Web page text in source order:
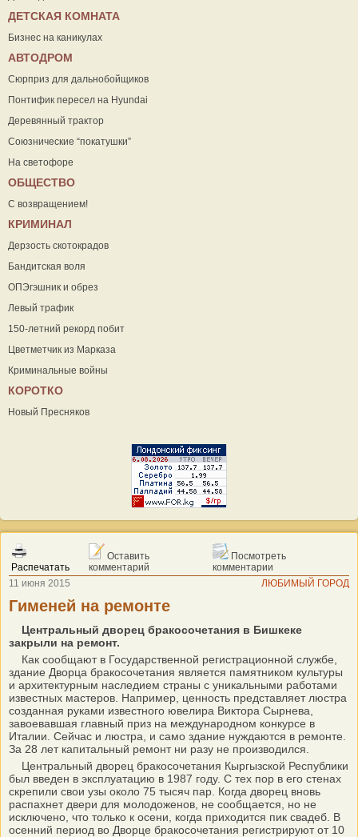
ДЕТСКАЯ КОМНАТА
Бизнес на каникулах
АВТОДРОМ
Сюрприз для дальнобойщиков
Понтифик пересел на Hyundai
Деревянный трактор
Союзнические “покатушки”
На светофоре
ОБЩЕСТВО
С возвращением!
КРИМИНАЛ
Дерзость скотокрадов
Бандитская воля
ОПЭгэшник и обрез
Левый трафик
150-летний рекорд побит
Цветметчик из Марказа
Криминальные войны
КОРОТКО
Новый Пресняков
Распечатать
Оставить
комментарий
Посмотреть
комментарии
11 июня 2015
ЛЮБИМЫЙ ГОРОД
Гименей на ремонте
Центральный дворец бракосочетания в Бишкеке
закрыли на ремонт.
Как сообщают в Государственной регистрационной службе,
здание Дворца бракосочетания является памятником культуры
и архитектурным наследием страны с уникальными работами
известных мастеров. Например, ценность представляет люстра
созданная руками известного ювелира Виктора Сырнева,
завоевавшая главный приз на международном конкурсе в
Италии. Сейчас и люстра, и само здание нуждаются в ремонте.
За 28 лет капитальный ремонт ни разу не производился.
Центральный дворец бракосочетания Кыргызской Республики
был введен в эксплуатацию в 1987 году. С тех пор в его стенах
скрепили свои узы около 75 тысяч пар. Когда дворец вновь
распахнет двери для молодоженов, не сообщается, но не
исключено, что только к осени, когда приходится пик свадеб. В
осенний период во Дворце бракосочетания регистрируют от 10